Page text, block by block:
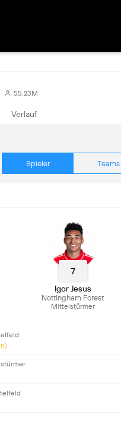
55.23M
Verlauf
Spieler Teams
7
Igor Jesus
Nottingham Forest
Mittelstürmer